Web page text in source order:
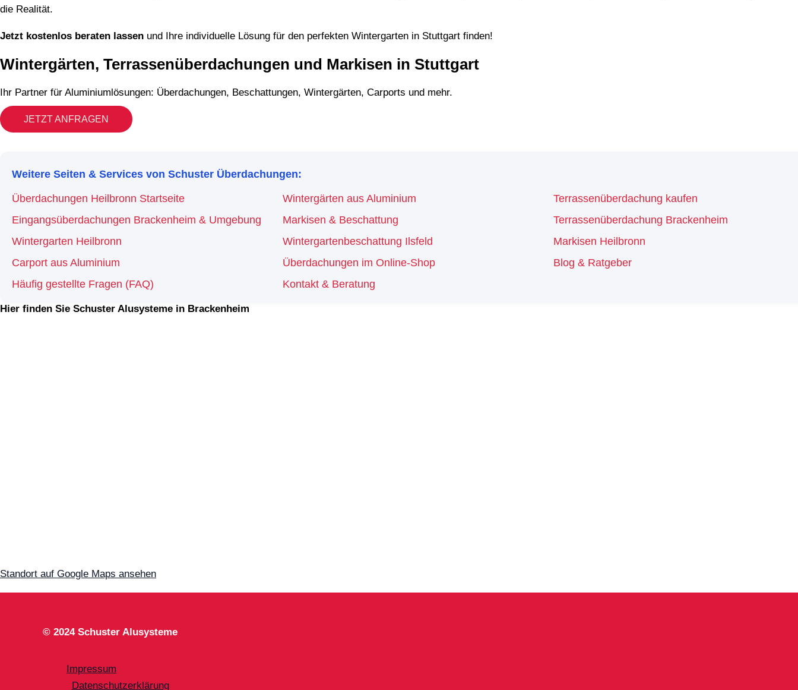
die Realität.
Jetzt kostenlos beraten lassen und Ihre individuelle Lösung für den perfekten Wintergarten in Stuttgart finden!
Wintergärten, Terrassenüberdachungen und Markisen in Stuttgart
Ihr Partner für Aluminiumlösungen: Überdachungen, Beschattungen, Wintergärten, Carports und mehr.
JETZT ANFRAGEN
Weitere Seiten & Services von Schuster Überdachungen:
Überdachungen Heilbronn Startseite Wintergärten aus Aluminium
Terrassenüberdachung kaufen
Eingangsüberdachungen Brackenheim & Umgebung
Markisen & Beschattung
Terrassenüberdachung Brackenheim
Wintergarten Heilbronn
Wintergartenbeschattung Ilsfeld
Markisen Heilbronn
Carport aus Aluminium
Überdachungen im Online-Shop
Blog & Ratgeber
Häufig gestellte Fragen (FAQ)
Kontakt & Beratung
Hier finden Sie Schuster Alusysteme in Brackenheim
Standort auf Google Maps ansehen
© 2024 Schuster Alusysteme
Impressum
Datenschutzerklärung